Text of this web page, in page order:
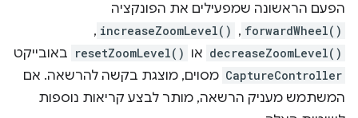
הפעם הראשונה שמפעילים את הפונקציה
forwardWheel()
,
increaseZoomLevel()
,
decreaseZoomLevel() או resetZoomLevel() באובייקט
CaptureController מסוים, מוצגת בקשה להרשאה. אם
המשתמש מעניק הרשאה, מותר לבצע קריאות נוספות